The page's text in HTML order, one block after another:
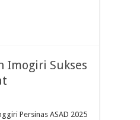
Imogiri Sukses
Persinas ASAD 2025